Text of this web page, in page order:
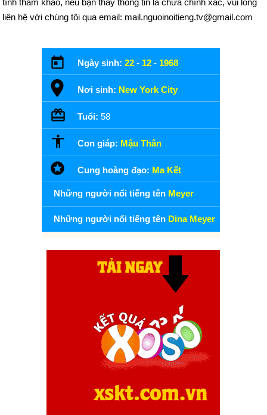
liên hệ với chúng tôi qua email: mail.nguoinoitieng.tv@gmail.com
Ngày sinh: 22 - 12 - 1968
Nơi sinh: New York City
Tuổi: 58
Con giáp: Mậu Thân
Cung hoàng đạo: Ma Kết
Những người nổi tiếng tên Meyer
Những người nổi tiếng tên Dina Meyer